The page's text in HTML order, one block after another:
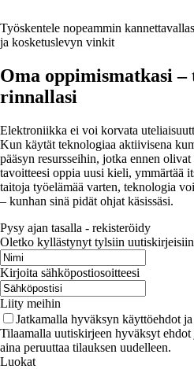
Työskentele nopeammin
ja kosketuslevyn vinkit
Oma oppimismatkasi –
rinnallasi
Elektroniikka ei voi korvata
Kun käytät teknologiaa aktiivisena
pääsyn resursseihin, jotka ennen
tavoitteesi oppia uusi kieli, ymmärtää
taitoja työelämää varten, teknologia
– kunhan sinä pidät ohjat käsissäsi.
Pysy ajan tasalla - rekisteröidy
Oletko kyllästynyt tylsiin
Kirjoita sähköpostiosoitteesi
Liity meihin
Jatkamalla hyväksyn käyttöehdot
Tilaamalla uutiskirjeen hyväksyt
aina peruuttaa tilauksen uudelleen.
Luokat